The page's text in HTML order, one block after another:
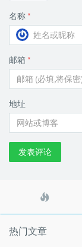
名称 *
邮箱 *
地址
发表评论
文
热门文章